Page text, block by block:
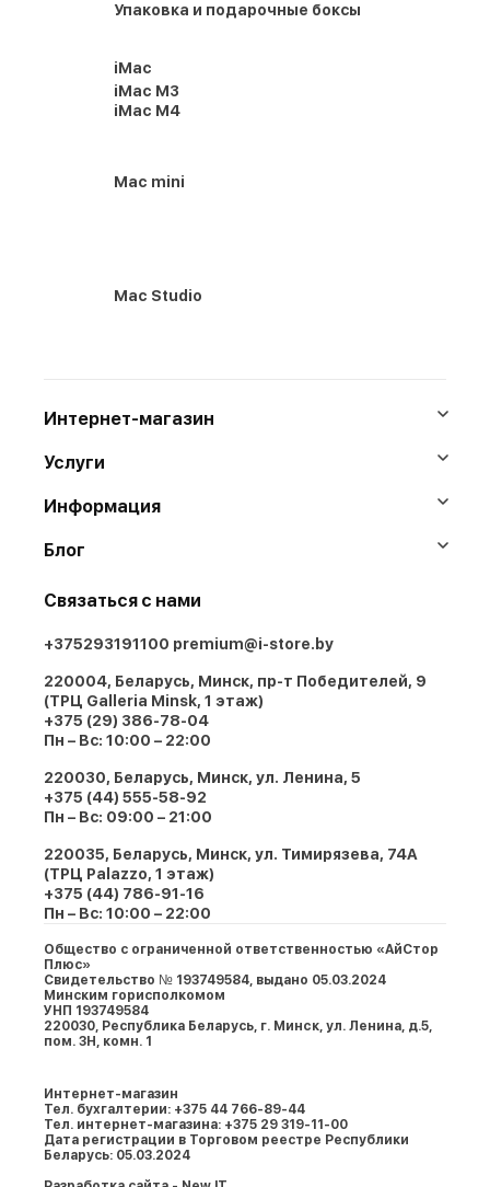
Упаковка и подарочные боксы
iMac
iMac M3
iMac M4
Mac mini
Mac Studio
Интернет-магазин
Услуги
Информация
Блог
Связаться с нами
+375293191100 premium@i-store.by
220004, Беларусь, Минск, пр-т Победителей, 9
(ТРЦ Galleria Minsk, 1 этаж)
+375 (29) 386-78-04
Пн – Вс: 10:00 – 22:00
220030, Беларусь, Минск, ул. Ленина, 5
+375 (44) 555-58-92
Пн – Вс: 09:00 – 21:00
220035, Беларусь, Минск, ул. Тимирязева, 74A
(ТРЦ Palazzo, 1 этаж)
+375 (44) 786-91-16
Пн – Вс: 10:00 – 22:00
Общество с ограниченной ответственностью «АйСтор
Плюс»
Свидетельство № 193749584, выдано 05.03.2024
Минским горисполкомом
УНП 193749584
220030, Республика Беларусь, г. Минcк, ул. Ленина, д.5,
пом. 3Н, комн. 1
Интернет-магазин
Тел. бухгалтерии: +375 44 766-89-44
Тел. интернет-магазина: +375 29 319-11-00
Дата регистрации в Торговом реестре Республики
Беларусь: 05.03.2024